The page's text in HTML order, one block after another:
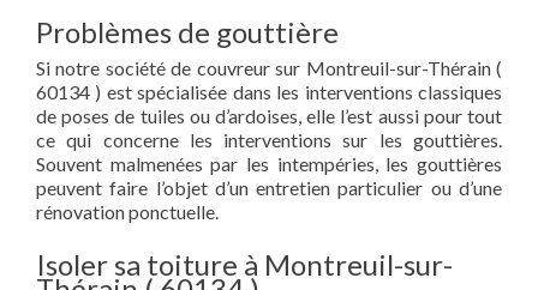
Problèmes de gouttière
Si notre société de couvreur sur Montreuil-sur-Thérain (
60134 ) est spécialisée dans les interventions classiques
de poses de tuiles ou d’ardoises, elle l’est aussi pour tout
ce qui concerne les interventions sur les gouttières.
Souvent malmenées par les intempéries, les gouttières
peuvent faire l’objet d’un entretien particulier ou d’une
rénovation ponctuelle.
Isoler sa toiture à Montreuil-sur-